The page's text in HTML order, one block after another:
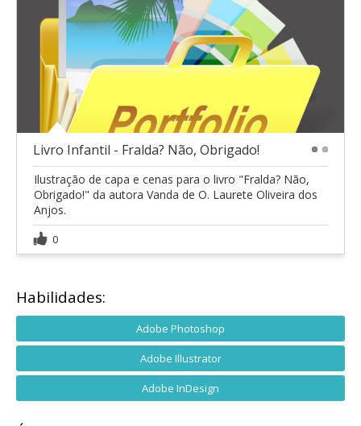
Livro Infantil - Fralda? Não, Obrigado!
Ilustração de capa e cenas para o livro "Fralda? Não,
Obrigado!" da autora Vanda de O. Laurete Oliveira dos
Anjos.
0
Habilidades:
Adobe Photoshop
Adobe Illustrator
Adobe InDesign